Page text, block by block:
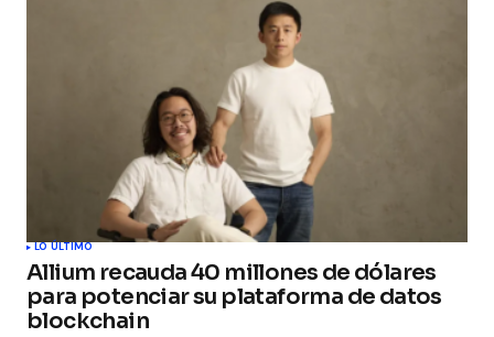
LO ÚLTIMO
Allium recauda 40 millones de dólares
para potenciar su plataforma de datos
blockchain